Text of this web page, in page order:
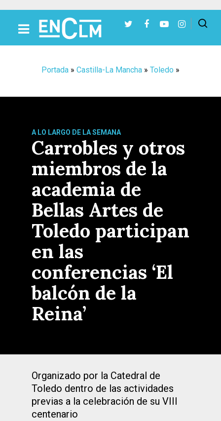
Portada » Castilla-La Mancha » Toledo »
A LO LARGO DE LA SEMANA
Carrobles y otros
miembros de la
academia de
Bellas Artes de
Toledo participan
en las
conferencias ‘El
balcón de la
Reina’
Organizado por la Catedral de
Toledo dentro de las actividades
previas a la celebración de su VIII
centenario